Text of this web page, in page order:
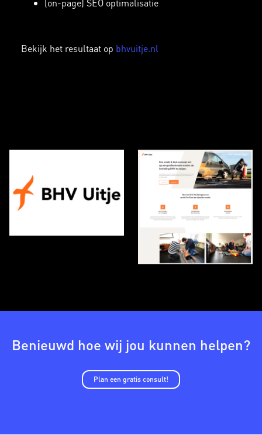
(on-page) SEO optimalisatie
Bekijk het resultaat op bhvuitje.nl
Benieuwd hoe wij jou kunnen helpen?
Plan een gratis consult!